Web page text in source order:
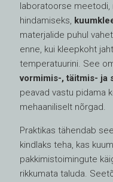
laboratoorse meetodi,
hindamiseks,
materjalide puhul
enne, kui kleepkoht
temperatuurini. See
vormimis-, täitmis- ja
peavad vastu pidama
mehaaniliselt nõrgad.
Praktikas tähendab
kindlaks teha, kas
pakkimistoimingute
rikkumata taluda.